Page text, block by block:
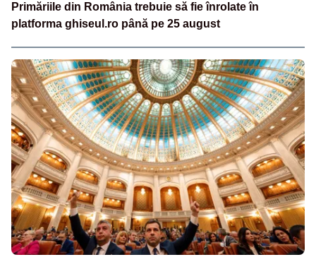
Primăriile din România trebuie să fie înrolate în
platforma ghiseul.ro până pe 25 august